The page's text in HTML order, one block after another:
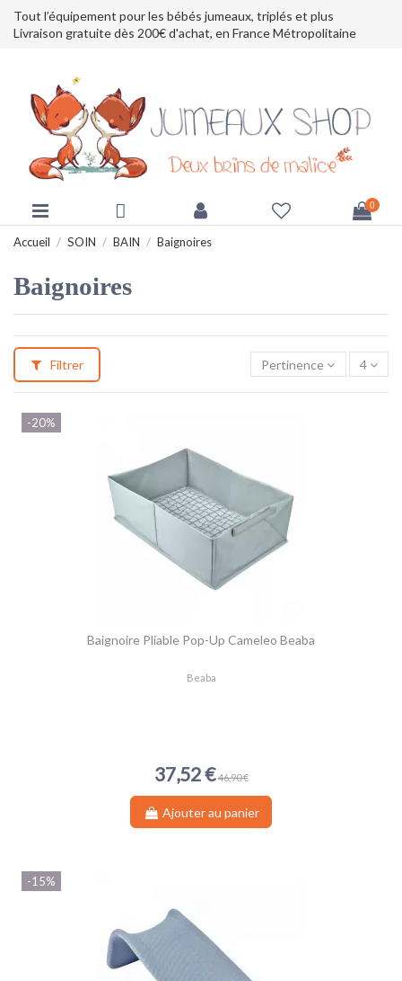
Tout l’équipement pour les bébés jumeaux, triplés et plus
Livraison gratuite dès 200€ d'achat, en France Métropolitaine
0
Accueil SOIN BAIN Baignoires
Baignoires
Filtrer Pertinence 4
-20%
Baignoire Pliable Pop-Up Cameleo Beaba
Beaba
37,52 € 46,90 €
Ajouter au panier
-15%